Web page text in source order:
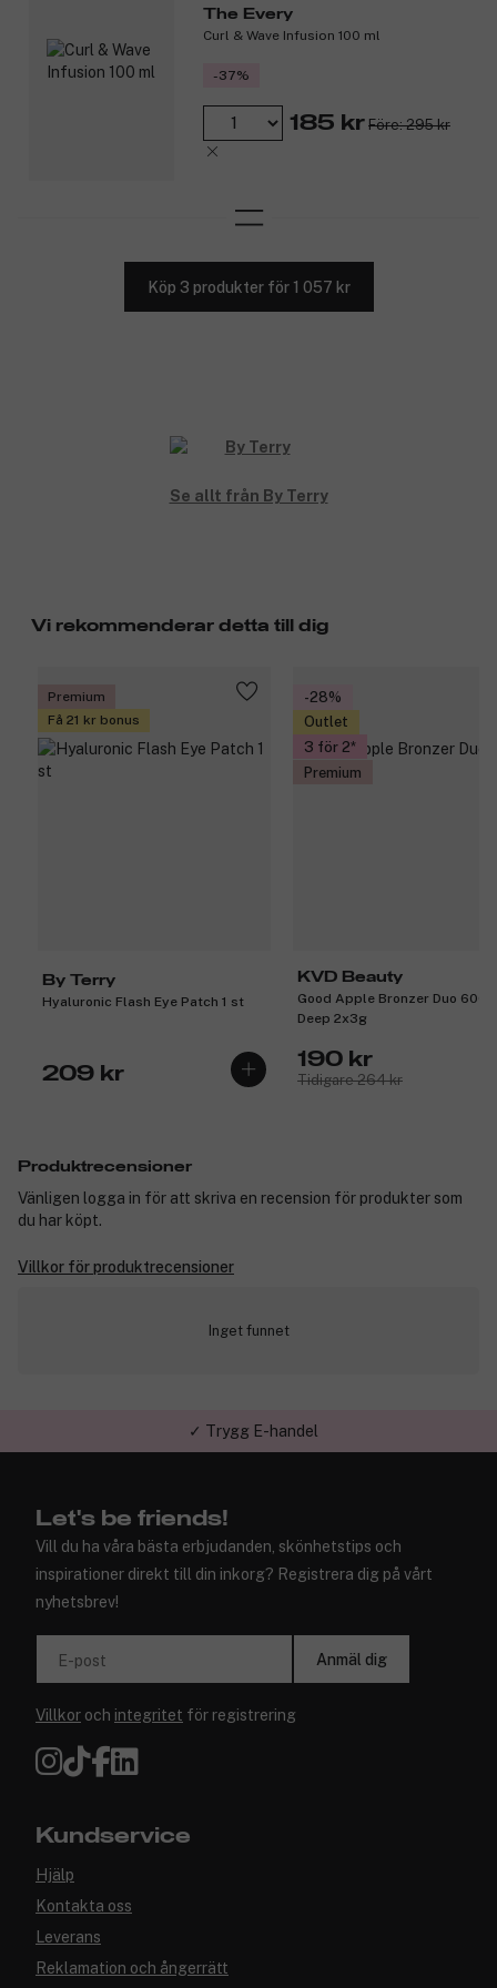
The Every
Curl & Wave Infusion 100 ml
-37%
185 kr Före: 295 kr
Köp 3 produkter för 1 057 kr
Se allt från By Terry
Vi rekommenderar detta till dig
Premium
Få 21 kr bonus
By Terry
Hyaluronic Flash Eye Patch 1 st
209 kr
-28%
Outlet
3 för 2
Premium
KVD Beauty
Good Apple Bronzer Duo 600
Deep 2x3g
190 kr
Tidigare 264 kr
Produktrecensioner
Vänligen logga in för att skriva en recension för produkter som
du har köpt.
Villkor för produktrecensioner
Inget funnet
✓ Trygg E-handel
Let's be friends!
Vill du ha våra bästa erbjudanden, skönhetstips och
inspirationer direkt till din inkorg? Registrera dig på vårt
nyhetsbrev!
E-post Anmäl dig
Villkor och integritet för registrering
Kundservice
Hjälp
Kontakta oss
Leverans
Reklamation och ångerrätt